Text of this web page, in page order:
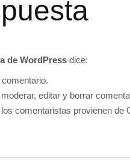
de WordPress dice:
editar y borrar
comentaristas provienen de